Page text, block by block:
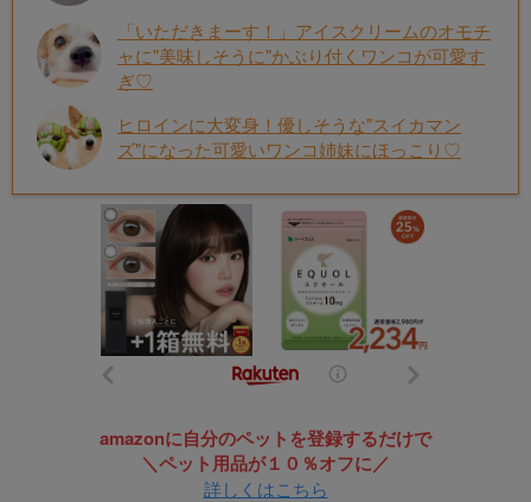
「いただきまーす！」アイスクリームのオモチ
ャに"美味しそうに"かぶり付くワンコが可愛す
ぎ♡
ヒロインに大変身！優しそうな"スイカマン
ズ"になった可愛いワンコ姉妹にほっこり♡
amazonに自分のペットを登録するだけで
＼ペット用品が１０％オフに／
詳しくはこちら